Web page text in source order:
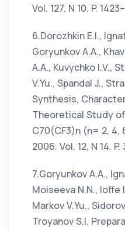
Vol. 127, N 10. P.
6.Dorozhkin E.I.,
Goryunkov A.A.,
A.A., Kuvychko I.V.,
V.Yu., Spandal J.,
Synthesis,
Theoretical Study
C70(CF3)n (n= 2, 4,
2006. Vol. 12, N 14.
7.Goryunkov A.A.,
Moiseeva N.N., Ioffe
Markov V.Yu.,
Troyanov S.I.